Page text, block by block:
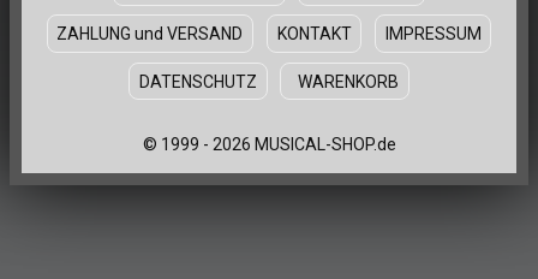
ZAHLUNG und VERSAND KONTAKT IMPRESSUM
DATENSCHUTZ WARENKORB
© 1999 - 2026 MUSICAL-SHOP.de